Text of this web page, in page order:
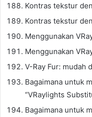
Kontras tekstur
Kontras tekstur
Menggunakan
Menggunakan
V-Ray Fur: mudah
Bagaimana untuk
“VRaylights
Bagaimana untuk